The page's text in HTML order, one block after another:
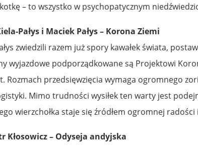
– to wszystko w psychopatycznym
Pałys i Maciek Pałys – Korona Ziemi
zwiedzili razem już spory kawałek świata,
wyjazdowe podporządkowane są Projektowi
Rozmach przedsięwzięcia wymaga ogromnego
Mimo trudności wysiłek ten warty jest
wierzchołka staje się źródłem ogromnej radości
Kłosowicz – Odyseja andyjska